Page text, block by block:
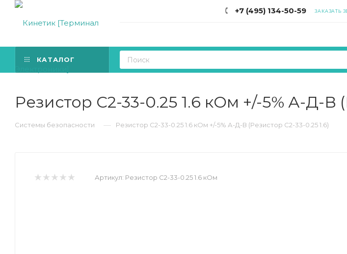
+7 (495) 134-50-59 ЗАКАЗАТЬ
КАТАЛОГ
Резистор С2-33-0.25 1.6 кОм +/-5% А-Д-В
Системы безопасности — Резистор С2-33-0.25 1.6 кОм +/-5% А-Д-В (Резистор С2-33-0.25 1.6)
Артикул: Резистор С2-33-0.25 1.6 кОм